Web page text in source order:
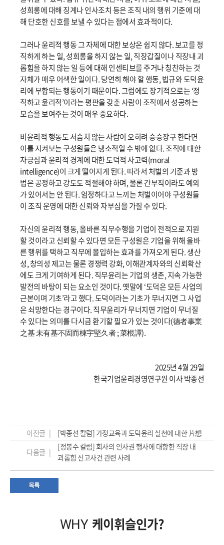
성희롱에 대해 징계나 인사조치 등은 조직 내의 행위 기준에 대
해 단호한 신호를 보낼 수 있다는 점에서 효과적이다.
그러나 윤리적 행동 그 자체에 대한 보상은 쉽지 않다. 보고를 정
직하게 하는 일, 성희롱을 하지 않는 일, 직장갑질이나 직장내 괴
롭힘을 하지 않는 일 등에 대해 인센티브를 주거나 칭찬하는 것
자체가 매우 어색한 일이다. 당연히 해야 할 행동, 법규와 도덕윤
리에 부합되는 행동이기 때문이다. 그럼에도 장기적으로는 ‘정
직하고 윤리적’이라는 평판을 갖춘 사람이 조직에서 성공하는
모습을 보여주는 것이 매우 중요하다.
비윤리적 행동도 서슴치 않는 사람이 오히려 승승장구 한다면
이를 지켜보는 구성원들은 냉소적일 수 밖에 없다. 조직에 대한
자긍심과 윤리적 경계에 대한 도덕적 사고력(moral
intelligence)이 크게 떨어지게 된다. 따라서 처벌의 기준과 방
법은 공정하고 강도도 적절해야 하며, 물론 간부직이라도 예외
가 있어서는 안 된다. 엄정하다고 느끼는 처벌이어야 구성원들
이 조직 운영에 대한 신뢰와 자부심을 가질 수 있다.
자신의 윤리적 행동, 올바른 직무수행을 기업이 전적으로 지원
할 것이라고 신뢰할 수 있다면 모든 구성원은 기업을 위해 올바
른 행위를 택하고 직무에 몰입하는 효과를 가져오게 된다. 생산
성, 창의성 제고는 물론 경쟁력 강화, 이해관계자와의 신뢰확산
에도 크게 기여하게 된다. 직무윤리는 기업의 생존, 지속 가능한
발전의 바탕이 되는 요소인 것이다. 옛말에 ‘도덕은 모든 사업의
근본이며 기초’라고 했다. 도덕이라는 기초가 무너지면 그 사업
은 쇠망한다는 경구이다. 직무윤리가 무너지면 기업이 무너질
수 있다는 의미를 다시금 환기할 필요가 있는 것이다(德者事業
之基 未有基不固而棟宇堅久者 ; 菜根譚).
2025년 4월 29일
한국기업윤리경영연구원 이사 박종선
이전글 |
[박종선 칼럼] 가정교육과 도덕윤리 실천에 대한 片想
다음글 |
[정봉수 칼럼] 회사의 인사권 행사에 대항한 직장 내
괴롭힘 신고사건 관련 사례
WHY 케이휘슬인가?